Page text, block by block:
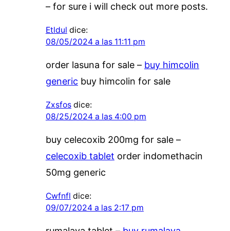
– for sure i will check out more posts.
Etldul dice:
08/05/2024 a las 11:11 pm
order lasuna for sale – buy himcolin
generic buy himcolin for sale
Zxsfos dice:
08/25/2024 a las 4:00 pm
buy celecoxib 200mg for sale –
celecoxib tablet order indomethacin
50mg generic
Cwfnfl dice:
09/07/2024 a las 2:17 pm